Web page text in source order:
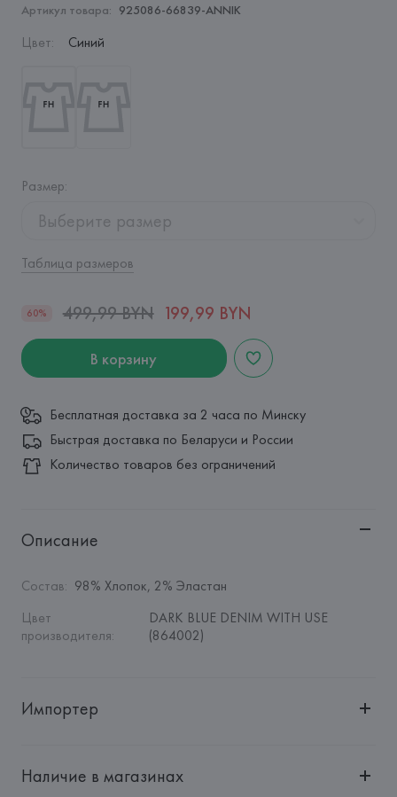
Артикул товара: 925086-66839-ANNIK
Цвет: Синий
Размер:
Выберите размер
Таблица размеров
60% 499,99 BYN 199,99 BYN
В корзину
Бесплатная доставка за 2 часа по Минску
Быстрая доставка по Беларуси и России
Количество товаров без ограничений
Описание
Состав: 98% Хлопок, 2% Эластан
Цвет
производителя:
DARK BLUE DENIM WITH USE
(864002)
Импортер
"БелВиринея"
Наличие в магазинах